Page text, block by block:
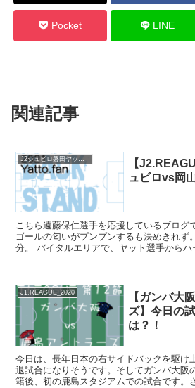
Pocket LINE
関連記事
J2ジュビロ磐田ヤットファン2021
【
ュビロvs岡
こちら遠藤保仁選手を応援しているブログ
ゴールの匂いがプンプンするも決めきれず
分。 バイタルエリアで、ヤット選手から
J1.REAGUE_2020
【ガンバ大
ズ】今日の
は？！
今日は、長年日本の右サイドバックを駆け
退試合になりそうです。そしてガンバ大阪
籍後、初の鹿島スタジアムでの試合です。